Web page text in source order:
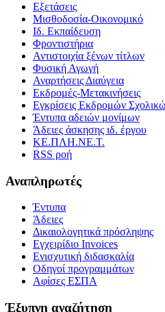
Εξετάσεις
Μισθοδοσία-Οικονομικό
Ιδ. Εκπαίδευση
Φροντιστήρια
Αντιστοιχία ξένων τίτλων
Φυσική Αγωγή
Αναρτήσεις Διαύγεια
Εκδρομές-Μετακινήσεις
Εγκρίσεις Εκδρομών
Έντυπα αδειών μονίμων
Άδειες άσκησης ιδ. έργου
ΚΕ.ΠΛΗ.ΝΕ.Τ.
RSS ροή
Αναπληρωτές
Έντυπα
Άδειες
Δικαιολογητικά πρόσληψης
Εγχειρίδιο Invoices
Ενισχυτική διδασκαλία
Οδηγοί προγραμμάτων
Αφίσες ΕΣΠΑ
Έξυπνη αναζήτηση